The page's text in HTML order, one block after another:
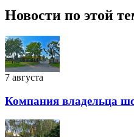
Новости по этой
7 августа
Компания владельца